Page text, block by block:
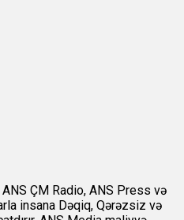
ÇM Radio, ANS Press və
insana Dəqiq, Qərəzsiz və